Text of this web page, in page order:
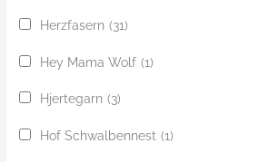
Herzfasern (31)
Hey Mama Wolf (1)
Hjertegarn (3)
Hof Schwalbennest (1)